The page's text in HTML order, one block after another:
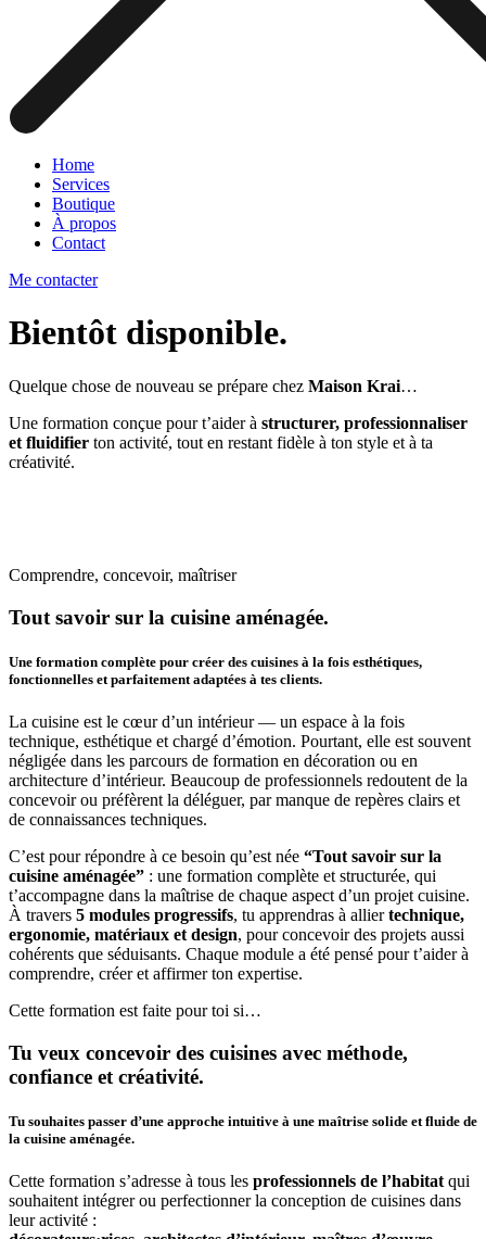
Home
Services
Boutique
À propos
Contact
Me contacter
Bientôt disponible.
Quelque chose de nouveau se prépare chez Maison Krai…
Une formation conçue pour t’aider à structurer, professionnaliser
et fluidifier ton activité, tout en restant fidèle à ton style et à ta
créativité.
Comprendre, concevoir, maîtriser
Tout savoir sur la cuisine aménagée.
Une formation complète pour créer des cuisines à la fois esthétiques,
fonctionnelles et parfaitement adaptées à tes clients.
La cuisine est le cœur d’un intérieur — un espace à la fois
technique, esthétique et chargé d’émotion. Pourtant, elle est souvent
négligée dans les parcours de formation en décoration ou en
architecture d’intérieur. Beaucoup de professionnels redoutent de la
concevoir ou préfèrent la déléguer, par manque de repères clairs et
de connaissances techniques.
C’est pour répondre à ce besoin qu’est née “Tout savoir sur la
cuisine aménagée” : une formation complète et structurée, qui
t’accompagne dans la maîtrise de chaque aspect d’un projet cuisine.
À travers 5 modules progressifs, tu apprendras à alliertechnique,
ergonomie, matériaux et design, pour concevoir des projets aussi
cohérents que séduisants. Chaque module a été pensé pour t’aider à
comprendre, créer et affirmer ton expertise.
Cette formation est faite pour toi si…
Tu veux concevoir des cuisines avec méthode,
confiance et créativité.
Tu souhaites passer d’une approche intuitive à une maîtrise solide et fluide de
la cuisine aménagée.
Cette formation s’adresse à tous les professionnels de l’habitat qui
souhaitent intégrer ou perfectionner la conception de cuisines dans
leur activité :